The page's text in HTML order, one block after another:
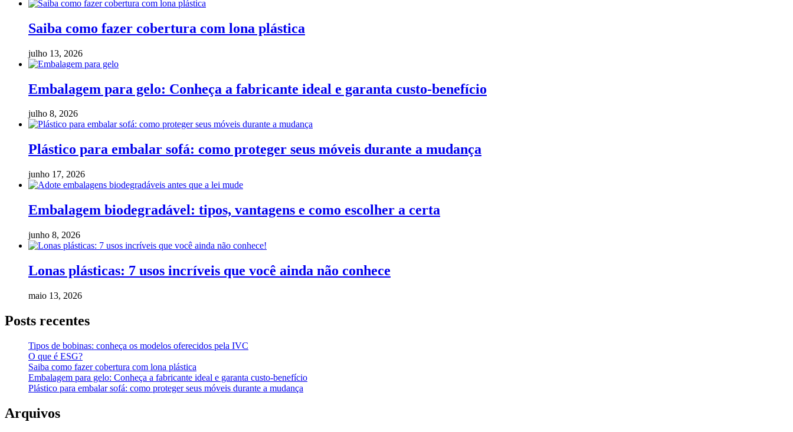
Saiba como fazer cobertura com lona plástica
julho 13, 2026
Embalagem para gelo: Conheça a fabricante ideal e garanta custo-benefício
julho 8, 2026
Plástico para embalar sofá: como proteger seus móveis durante a mudança
junho 17, 2026
Embalagem biodegradável: tipos, vantagens e como escolher a certa
junho 8, 2026
Lonas plásticas: 7 usos incríveis que você ainda não conhece
maio 13, 2026
Posts recentes
Tipos de bobinas: conheça os modelos oferecidos pela IVC
O que é ESG?
Saiba como fazer cobertura com lona plástica
Embalagem para gelo: Conheça a fabricante ideal e garanta custo-benefício
Plástico para embalar sofá: como proteger seus móveis durante a mudança
Arquivos